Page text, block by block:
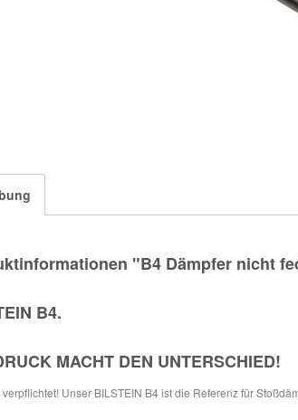
"B4 Dämpfer nicht
B4.
MACHT DEN UNTERSCHIED!
Unser BILSTEIN B4 ist die Referenz für